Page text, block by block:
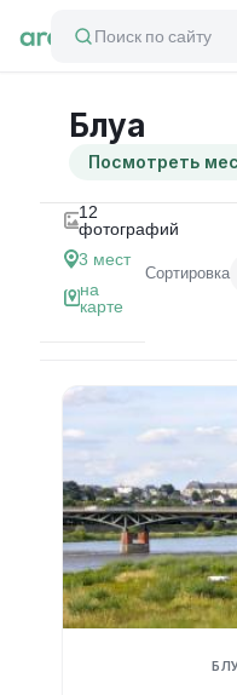
Поиск по сайту
Блуа
Посмотреть
12
фотографий
3 мест
на
карте
Сортировка